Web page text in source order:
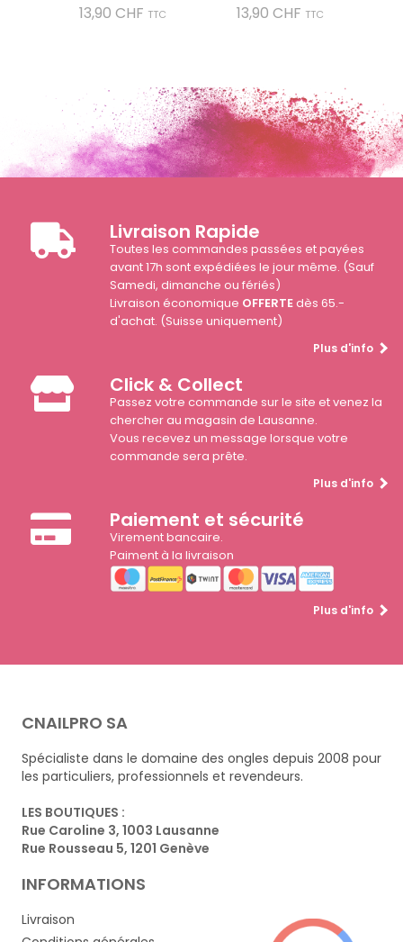
13,90 CHF Prix
TTC 13,90 CHF Prix
TTC
Livraison Rapide
Toutes les commandes passées et payées
avant 17h sont expédiées le jour même. (Sauf
Samedi, dimanche ou fériés)
Livraison économique OFFERTEdès 65.-
d'achat. (Suisse uniquement)
Plus d'info
Click & Collect
Passez votre commande sur le site et venez la
chercher au magasin de Lausanne.
Vous recevez un message lorsque votre
commande sera prête.
Plus d'info
Paiement et sécurité
Virement bancaire.
Paiment à la livraison
Plus d'info
CNAILPRO SA
Spécialiste dans le domaine des ongles depuis 2008 pour
les particuliers, professionnels et revendeurs.
LES BOUTIQUES :
Rue Caroline 3, 1003 Lausanne
Rue Rousseau 5, 1201 Genève
INFORMATIONS
Livraison